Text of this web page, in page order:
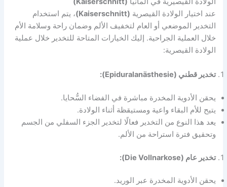
عند اختيار الولادة القيصرية (Kaiserschnitt)
، يتم استخدام
التخدير الموضعي أو العام لتخفيف الألم وضمان راحة وسلامة الأم
خلال العملية الجراحية. إليك الخيارات المتاحة للتخدير خلال عملية
الولادة القيصرية:
تخدير قطني (Epiduralanästhesie):
يحقن الأدوية المخدرة مباشرة في الفضاء السُّحايا.
يتيح للأم البقاء واعية ومستيقظة أثناء الولادة.
يعد هذا النوع من التخدير فعالًا لتخدير الجزء السفلي من الجسم
وتحقيق فترة استراحة من الألم.
تخدير عام (Die Vollnarkose):
يحقن الأدوية المخدرة عبر الوريد.